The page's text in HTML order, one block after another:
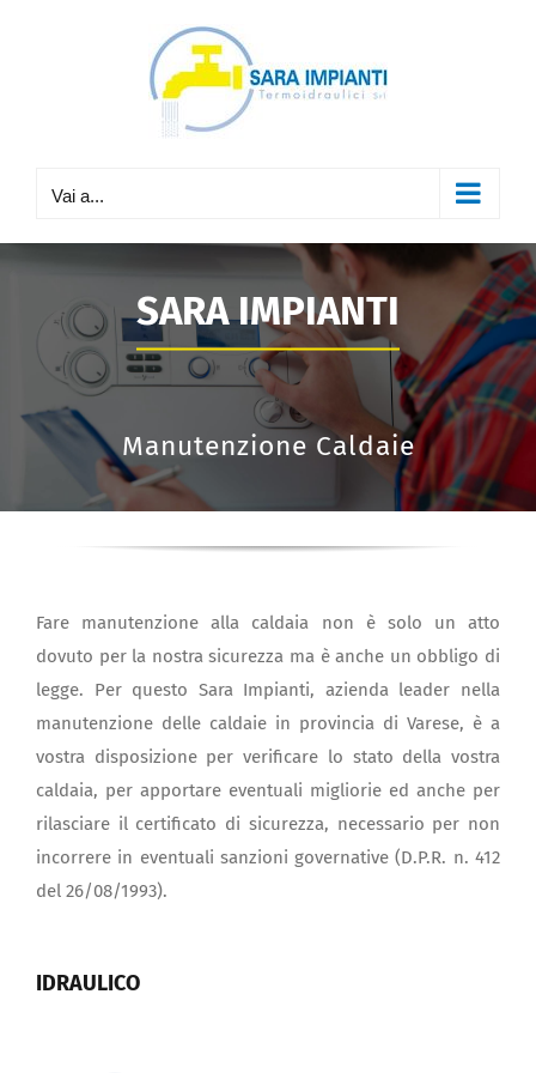
Vai a...
SARA IMPIANTI
Manutenzione Caldaie
Fare manutenzione alla caldaia non è solo un atto
dovuto per la nostra sicurezza ma è anche un obbligo di
legge. Per questo Sara Impianti, azienda leader nella
manutenzione delle caldaie in provincia di Varese, è a
vostra disposizione per verificare lo stato della vostra
caldaia, per apportare eventuali migliorie ed anche per
rilasciare il certificato di sicurezza, necessario per non
incorrere in eventuali sanzioni governative (D.P.R. n. 412
del 26/08/1993).
IDRAULICO